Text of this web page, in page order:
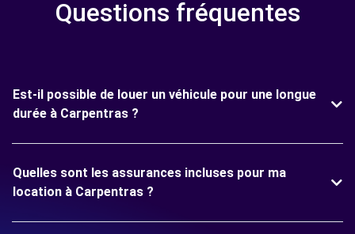
Questions fréquentes
Est-il possible de louer un véhicule pour une longue
durée à Carpentras ?
Quelles sont les assurances incluses pour ma
location à Carpentras ?